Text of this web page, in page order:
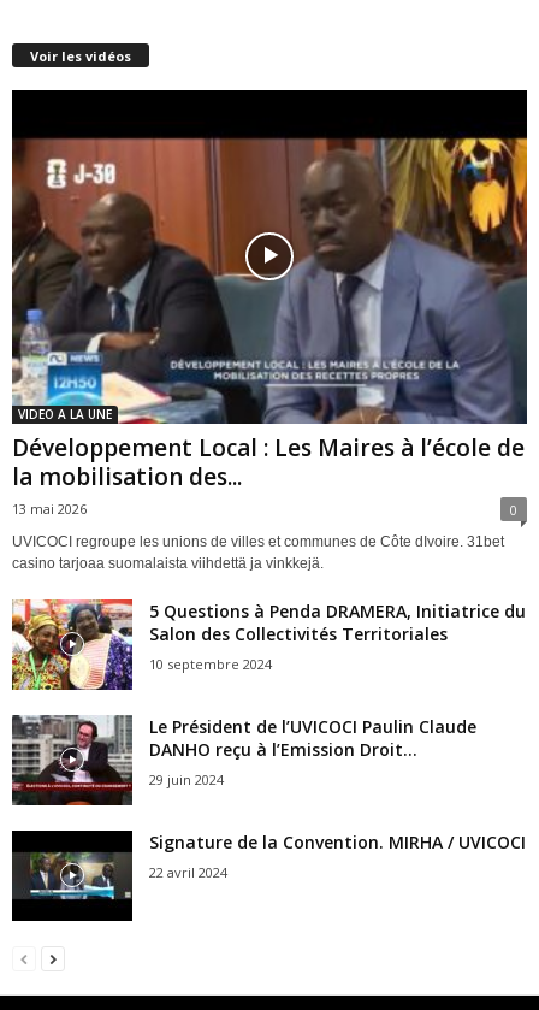
Voir les vidéos
VIDEO A LA UNE
Développement Local : Les Maires à l’école de
la mobilisation des...
13 mai 2026 0
UVICOCI regroupe les unions de villes et communes de Côte dIvoire. 31bet
casino tarjoaa suomalaista viihdettä ja vinkkejä.
5 Questions à Penda DRAMERA, Initiatrice du
Salon des Collectivités Territoriales
10 septembre 2024
Le Président de l’UVICOCI Paulin Claude
DANHO reçu à l’Emission Droit...
29 juin 2024
Signature de la Convention. MIRHA / UVICOCI
22 avril 2024